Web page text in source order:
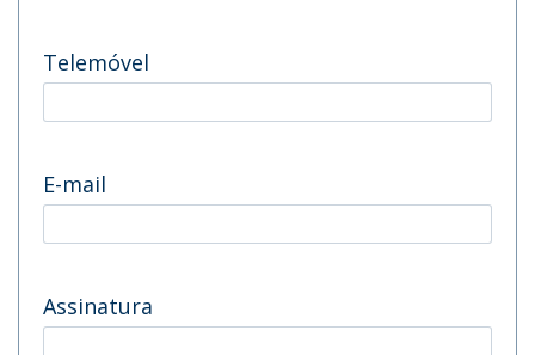
Telemóvel
E-mail
Assinatura